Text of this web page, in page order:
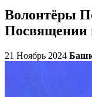
Волонтёры
Посвящении
21 Ноябрь 2024